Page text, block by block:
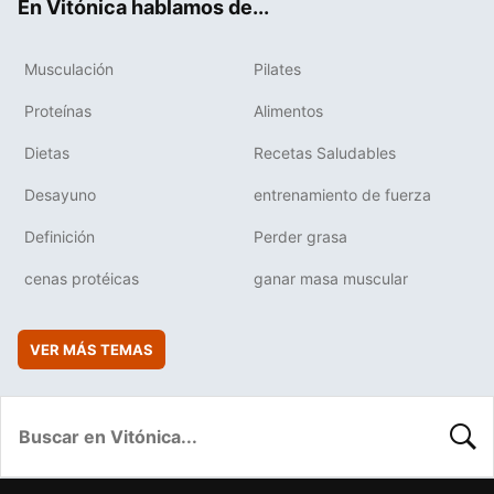
En Vitónica hablamos de...
Musculación Pilates
Proteínas Alimentos
Dietas Recetas Saludables
Desayuno entrenamiento de fuerza
Definición Perder grasa
cenas protéicas ganar masa muscular
VER MÁS TEMAS